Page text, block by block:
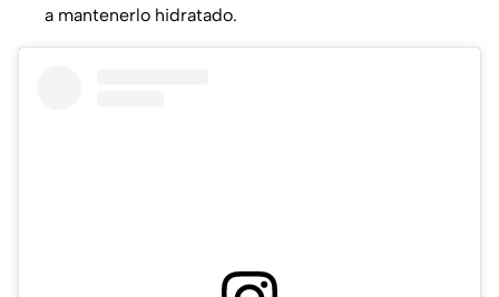
a mantenerlo hidratado.